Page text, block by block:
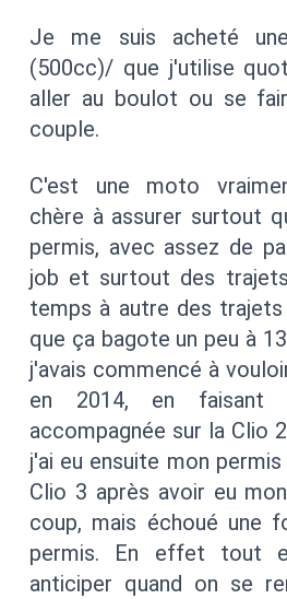
Je me suis acheté
(500cc)/ que j'utilise
aller au boulot ou se
couple.
C'est une moto
chère à assurer surtout
permis, avec assez de
job et surtout des
temps à autre des
que ça bagote un peu à
j'avais commencé à
en 2014, en faisant
accompagnée sur la Clio
j'ai eu ensuite mon
Clio 3 après avoir eu
coup, mais échoué une
permis. En effet tout
anticiper quand on se